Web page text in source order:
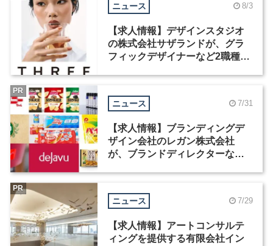
ニュース 8/3
【求人情報】デザインスタジオ
の株式会社サザランドが、グラ
フィックデザイナーなど2職種を
ニュース 7/31
【求人情報】ブランディングデ
ザイン会社のレガン株式会社
が、ブランドディレクターなど3
PR
ニュース 7/29
【求人情報】アートコンサルテ
ィングを提供する有限会社イン
PR